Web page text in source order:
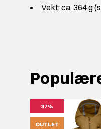
Vekt: ca. 364 g
37%
OUTLET